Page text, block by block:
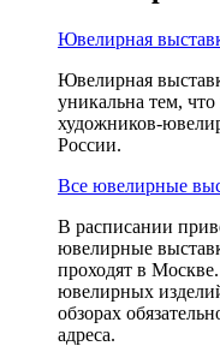
Ювелирная
Ювелирная
уникальна тем,
художников-
России.
Все ювелирные
В расписании
ювелирные
проходят в
ювелирных
обзорах
адреса.